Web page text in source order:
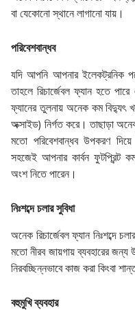
বা যেকোনো স্থানে লাগানো যায়।
পরিবেশবান্ধব
যদি আপনি আপনার ইলেকট্রনিক
তাহলে রিচার্জেবল ফ্যান হতে
ফ্যানের তুলনায় অনেক কম বিদ্যুৎ
অক্সাইড) নির্গত করে। তাছাড়া
মতো পরিবেশবান্ধব উপকরণ
সহজেই আপনার কার্বন ফুটপ্রিন্ট
অংশ নিতে পারেন।
নিঃশব্দে চলার সুবিধা
অনেক রিচার্জেবল ফ্যান নিঃশব্দে
মতো নীরব জায়গায় ব্যবহারের
নিরবচ্ছিন্নভাবে কাজ করা কিংবা
বহুমুখি ব্যবহার